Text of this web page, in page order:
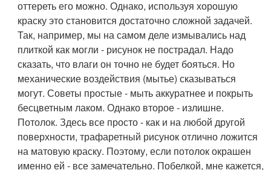
оттереть его можно. Однако, используя хорошую
краску это становится достаточно сложной задачей.
Так, например, мы на самом деле измывались над
плиткой как могли - рисунок не пострадал. Надо
сказать, что влаги он точно не будет бояться. Но
механические воздействия (мытье) сказываться
могут. Советы простые - мыть аккуратнее и покрыть
бесцветным лаком. Однако второе - излишне.
Потолок. Здесь все просто - как и на любой другой
поверхности, трафаретный рисунок отлично ложится
на матовую краску. Поэтому, если потолок окрашен
именно ей - все замечательно. Побелкой, мне кажется,